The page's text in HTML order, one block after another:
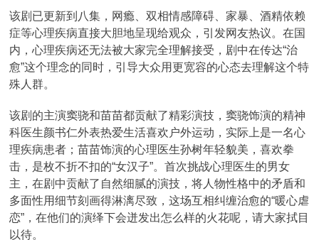
该剧已更新到八集，网瘾、双相情感障碍、家暴、酒精依赖
症等心理疾病直接大胆地呈现给观众，引发网友热议。在国
内，心理疾病还无法被大家完全理解接受，剧中在传达“治
愈”这个理念的同时，引导大众用更宽容的心态去理解这个特
殊人群。
该剧的主演窦骁和苗苗都贡献了精彩演技，窦骁饰演的精神
科医生颜书仁外表热爱生活喜欢户外运动，实际上是一名心
理疾病患者；苗苗饰演的心理医生孙树年轻貌美，喜欢拳
击，是枚不折不扣的“女汉子”。首次挑战心理医生的男女
主，在剧中贡献了自然细腻的演技，将人物性格中的矛盾和
多面性用细节刻画得淋漓尽致，这场互相纠缠治愈的“暖心虐
恋”，在他们的演绎下会迸发出怎么样的火花呢，请大家拭目
以待。